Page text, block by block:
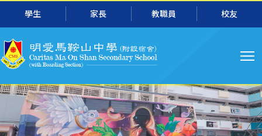
跳转到主要内容
學生 家長 教職員 校友
导
航